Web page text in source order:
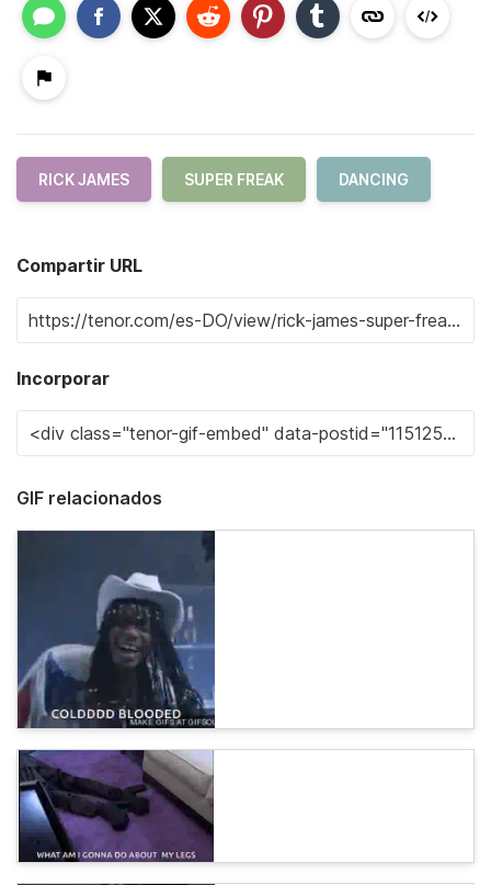
RICK JAMES SUPER FREAK DANCING
Compartir URL
Incorporar
GIF relacionados